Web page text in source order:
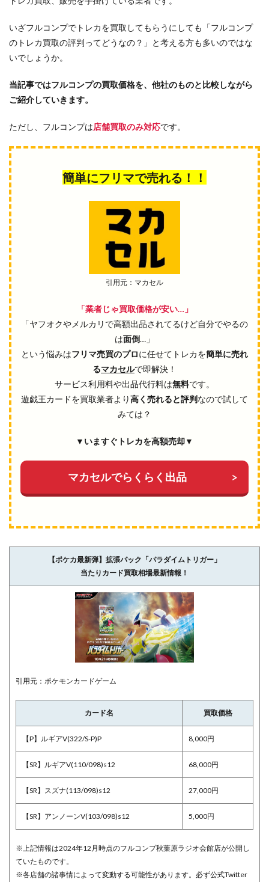
いざフルコンプでトレカを買取してもらうにしても「フルコンプ
のトレカ買取の評判ってどうなの？」と考える方も多いのではな
いでしょうか。
当記事ではフルコンプの買取価格を、他社のものと比較しながら
ご紹介していきます。
ただし、フルコンプは店舗買取のみ対応です。
簡単にフリマで売れる！！
引用元：マカセル
「業者じゃ買取価格が安い…」
「ヤフオクやメルカリで高額出品されてるけど自分でやるの
は面倒…」
という悩みはフリマ売買のプロに任せてトレカを簡単に売れ
るマカセルで即解決！
サービス利用料や出品代行料は無料です。
遊戯王カードを買取業者より高く売れると評判なので試して
みては？
▼いますぐトレカを高額売却▼
マカセルでらくらく出品
【ポケカ最新弾】拡張パック「パラダイムトリガー」
当たりカード買取相場最新情報！
引用元：ポケモンカードゲーム
カード名 買取価格
【P】ルギアV(322/S-P)P 8,000円
【SR】ルギアV(110/098)s12 68,000円
【SR】スズナ(113/098)s12 27,000円
【SR】アンノーンV(103/098)s12 5,000円
※上記情報は2024年12月時点のフルコンプ秋葉原ラジオ会館店が公開し
ていたものです。
※各店舗の諸事情によって変動する可能性があります。必ず公式Twitter